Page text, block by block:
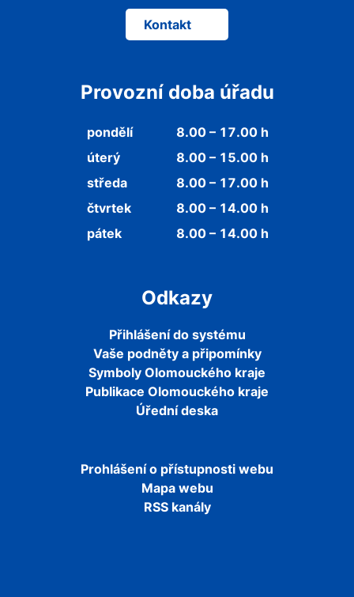
Kontakt
Provozní doba úřadu
pondělí
8.00 – 17.00 h
úterý
8.00 – 15.00 h
středa
8.00 – 17.00 h
čtvrtek
8.00 – 14.00 h
pátek
8.00 – 14.00 h
Odkazy
Přihlášení do systému
Vaše podněty a připomínky
Symboly Olomouckého kraje
Publikace Olomouckého kraje
Úřední deska
Prohlášení o přístupnosti webu
Mapa webu
RSS kanály